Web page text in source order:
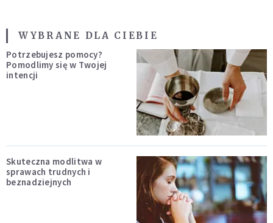
WYBRANE DLA CIEBIE
Potrzebujesz pomocy?
Pomodlimy się w Twojej
intencji
Skuteczna modlitwa w
sprawach trudnych i
beznadziejnych